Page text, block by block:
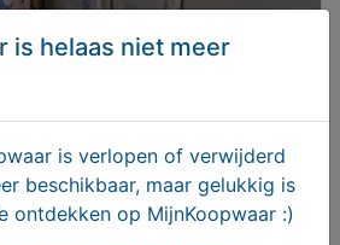
is helaas niet meer
is verlopen of verwijderd
beschikbaar, maar gelukkig is
ontdekken op MijnKoopwaar :)